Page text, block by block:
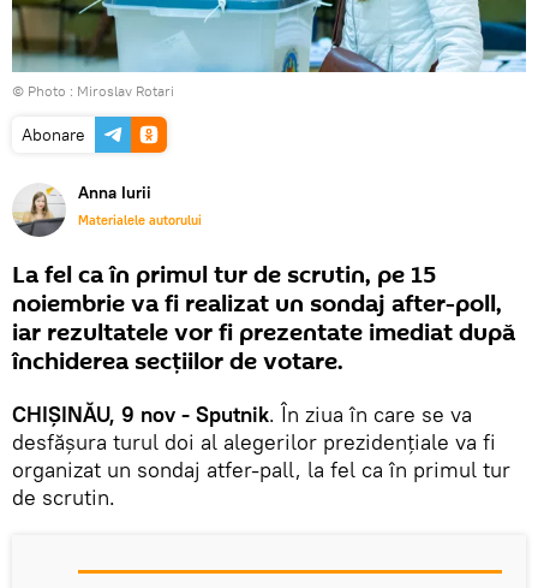
© Photo : Miroslav Rotari
Abonare
Anna Iurii
Materialele autorului
La fel ca în primul tur de scrutin, pe 15
noiembrie va fi realizat un sondaj after-poll,
iar rezultatele vor fi prezentate imediat după
închiderea secțiilor de votare.
CHIȘINĂU, 9 nov - Sputnik. În ziua în care se va
desfășura turul doi al alegerilor prezidențiale va fi
organizat un sondaj atfer-pall, la fel ca în primul tur
de scrutin.